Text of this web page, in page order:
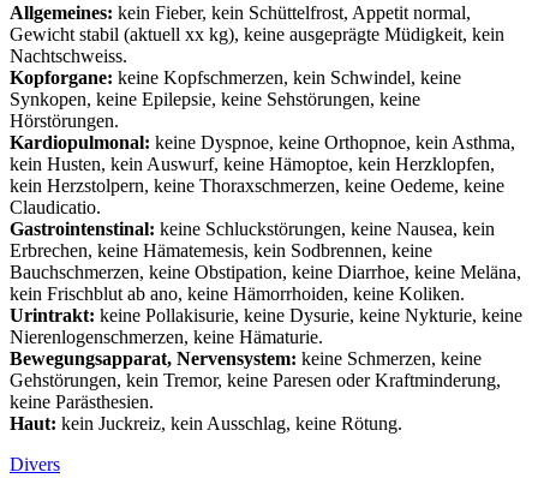
Allgemeines: kein Fieber, kein Schüttelfrost, Appetit normal,
Gewicht stabil (aktuell xx kg), keine ausgeprägte Müdigkeit, kein
Nachtschweiss.
Kopforgane: keine Kopfschmerzen, kein Schwindel, keine
Synkopen, keine Epilepsie, keine Sehstörungen, keine
Hörstörungen.
Kardiopulmonal: keine Dyspnoe, keine Orthopnoe, kein Asthma,
kein Husten, kein Auswurf, keine Hämoptoe, kein Herzklopfen,
kein Herzstolpern, keine Thoraxschmerzen, keine Oedeme, keine
Claudicatio.
Gastrointenstinal: keine Schluckstörungen, keine Nausea, kein
Erbrechen, keine Hämatemesis, kein Sodbrennen, keine
Bauchschmerzen, keine Obstipation, keine Diarrhoe, keine Meläna,
kein Frischblut ab ano, keine Hämorrhoiden, keine Koliken.
Urintrakt: keine Pollakisurie, keine Dysurie, keine Nykturie, keine
Nierenlogenschmerzen, keine Hämaturie.
Bewegungsapparat, Nervensystem: keine Schmerzen, keine
Gehstörungen, kein Tremor, keine Paresen oder Kraftminderung,
keine Parästhesien.
Haut: kein Juckreiz, kein Ausschlag, keine Rötung.
Divers